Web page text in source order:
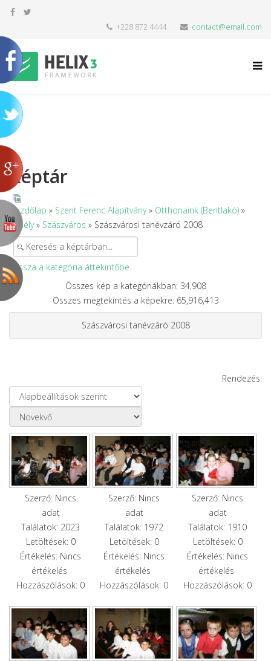
+228 872 4444 contact@email.com
Képtár
Kezdőlap » Szent Ferenc Alapítvány» Otthonaink (Bentlakó) »
Erdély» Szászváros » Szászvárosi tanévzáró 2008
Vissza a kategória áttekintőbe
Összes kép a kategóriákban: 34,908
Összes megtekintés a képekre: 65,916,413
Szászvárosi tanévzáró 2008
Rendezés:
Szerző: Nincs
adat
Találatok: 2023
Letöltések: 0
Értékelés: Nincs
értékelés
Hozzászólások: 0
Szerző: Nincs
adat
Találatok: 1972
Letöltések: 0
Értékelés: Nincs
értékelés
Hozzászólások: 0
Szerző: Nincs
adat
Találatok: 1910
Letöltések: 0
Értékelés: Nincs
értékelés
Hozzászólások: 0